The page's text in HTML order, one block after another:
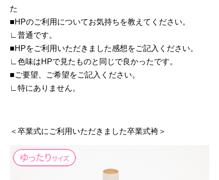
た
■HPのご利用についてお気持ちを教えてください。
∟普通です。
■HPをご利用いただきました感想をご記入ください。
∟色味はHPで見たものと同じで良かったです。
■ご要望、ご希望をご記入ください。
∟特にありません。
＜卒業式にご利用いただきました卒業式袴＞